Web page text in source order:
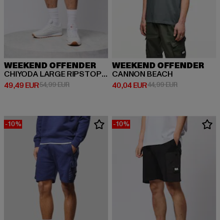
WEEKEND OFFENDER
CHIYODA LARGE RIPSTOP POCKET
49,49 EUR
Derzeitiger Preis: 49,49 EUR
54,99 EURAktionspreis: 54,99 EUR
WEEKEND OFFENDER
CANNON BEACH
40,04 EUR
Derzeitiger Preis: 40,04 EUR
44,99 EURAktionspreis:
-10% -10%